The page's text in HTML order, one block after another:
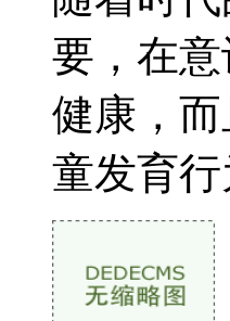
要，在
健康，
童发育